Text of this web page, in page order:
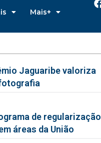
Mais+
Jaguaribe valoriza
de regularização
áreas da União